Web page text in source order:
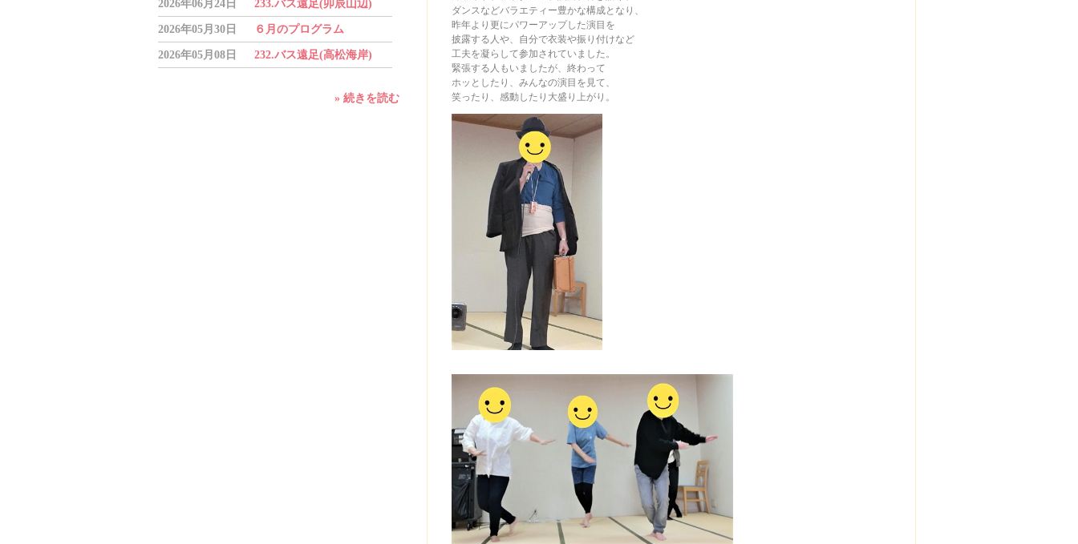
ダンスなどバラエティー豊かな構成となり、
昨年より更にパワーアップした演目を
披露する人や、自分で衣装や振り付けなど
工夫を凝らして参加されていました。
緊張する人もいましたが、終わって
ホッとしたり、みんなの演目を見て、
笑ったり、感動したり大盛り上がり。
2026年06月24日 233.バス遠足(卯辰山辺)
2026年05月30日 ６月のプログラム
2026年05月08日 232.バス遠足(高松海岸)
» 続きを読む